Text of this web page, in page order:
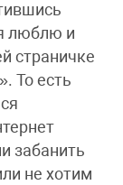
люблю и
страничке
То есть
забанить
не хотим